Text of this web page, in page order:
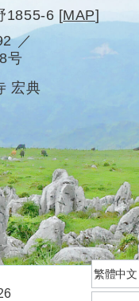
繁體中文
1855-6 [MAP]
号
宏典